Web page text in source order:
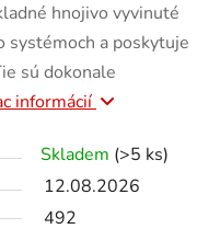
hnojivo vyvinuté
systémoch a poskytuje
sú dokonale
informácií
Skladem (>5 ks)
12.08.2026
492